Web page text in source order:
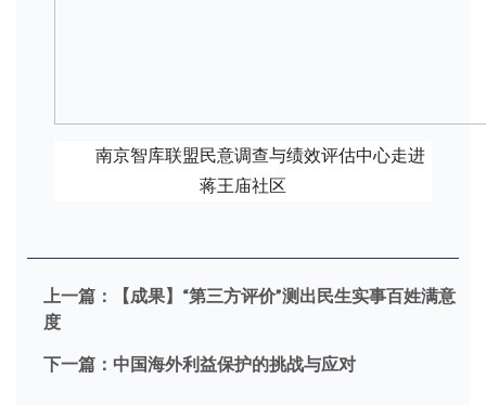
南京智库联盟民意调查与绩效评估中心走进
蒋王庙社区
上一篇：
【成果】“第三方评价”测出民生实事百姓满意
度
下一篇： 中国海外利益保护的挑战与应对